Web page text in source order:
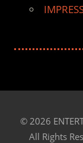
© 2026
All Rights